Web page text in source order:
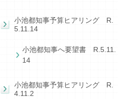
小池都知事予算ヒアリング R.
5.11.14
小池都知事へ要望書 R.5.11.
14
小池都知事予算ヒアリング R.
4.11.2